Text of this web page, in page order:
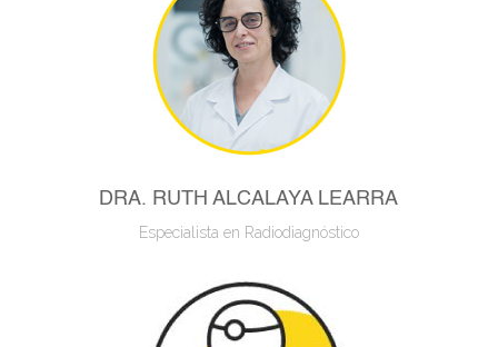
DRA. RUTH ALCALAYA LEARRA
Especialista en Radiodiagnóstico